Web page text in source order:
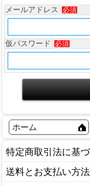
メールアドレス 必須
仮パスワード 必須
ホーム
特定商取引法に基
送料とお支払い方